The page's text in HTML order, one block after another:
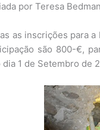
por Teresa
as inscrições para
são 800-€,
dia 1 de Setembro de